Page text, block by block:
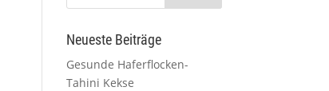
Neueste Beiträge
Gesunde Haferflocken-
Tahini Kekse